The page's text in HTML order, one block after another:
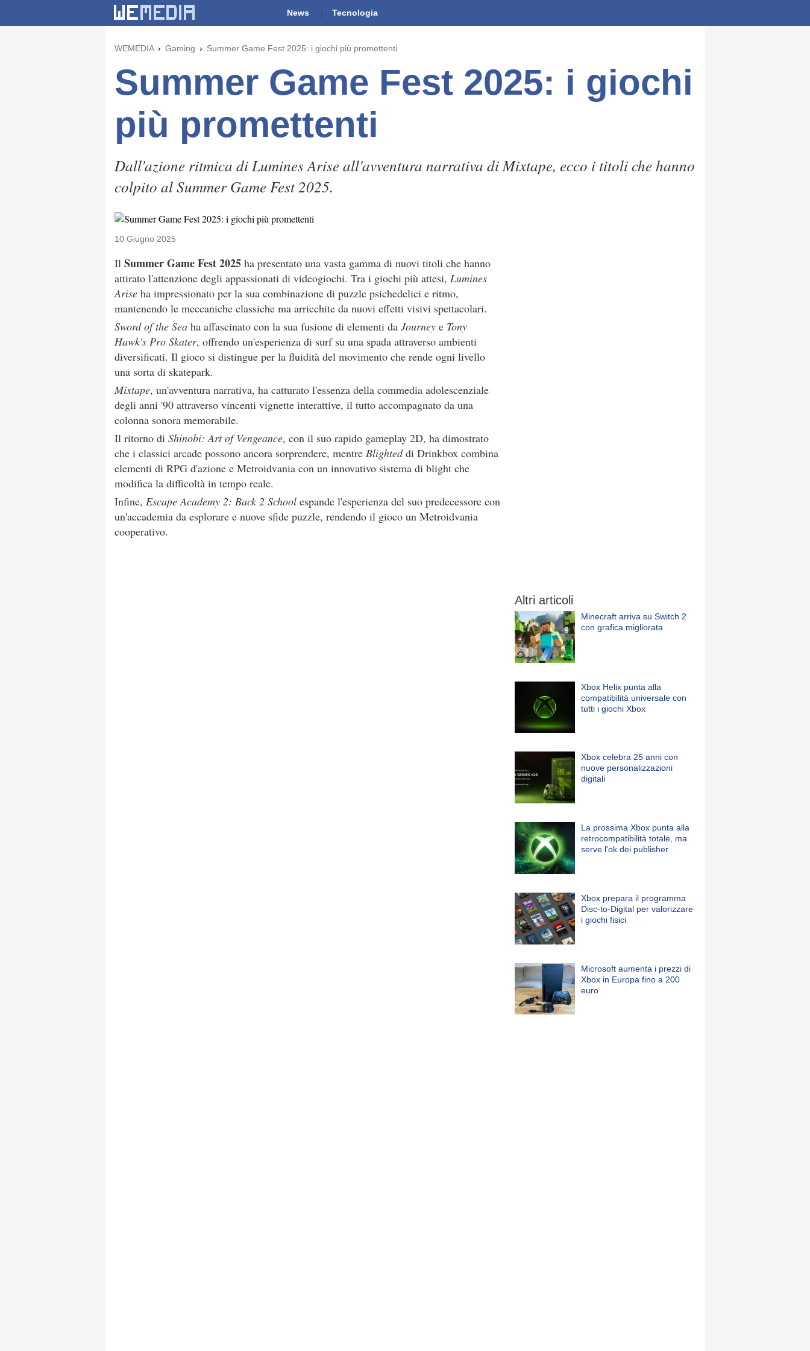
News Tecnologia
WEMEDIA Gaming Summer Game Fest 2025: i giochi più promettenti
Summer Game Fest 2025: i giochi
più promettenti
Dall'azione ritmica di Lumines Arise all'avventura narrativa di Mixtape, ecco i titoli che hanno
colpito al Summer Game Fest 2025.
10 Giugno 2025
Il Summer Game Fest 2025 ha presentato una vasta gamma di nuovi titoli che hanno
attirato l'attenzione degli appassionati di videogiochi. Tra i giochi più attesi, Lumines
Arise ha impressionato per la sua combinazione di puzzle psichedelici e ritmo,
mantenendo le meccaniche classiche ma arricchite da nuovi effetti visivi spettacolari.
Sword of the Sea ha affascinato con la sua fusione di elementi da Journey e Tony
Hawk's Pro Skater, offrendo un'esperienza di surf su una spada attraverso ambienti
diversificati. Il gioco si distingue per la fluidità del movimento che rende ogni livello
una sorta di skatepark.
Mixtape, un'avventura narrativa, ha catturato l'essenza della commedia adolescenziale
degli anni '90 attraverso vincenti vignette interattive, il tutto accompagnato da una
colonna sonora memorabile.
Il ritorno di Shinobi: Art of Vengeance, con il suo rapido gameplay 2D, ha dimostrato
che i classici arcade possono ancora sorprendere, mentre Blighteddi Drinkbox combina
elementi di RPG d'azione e Metroidvania con un innovativo sistema di blight che
modifica la difficoltà in tempo reale.
Infine, Escape Academy 2: Back 2 School espande l'esperienza del suo predecessore con
un'accademia da esplorare e nuove sfide puzzle, rendendo il gioco un Metroidvania
cooperativo.
Altri articoli
Minecraft arriva su Switch 2
con grafica migliorata
Xbox Helix punta alla
compatibilità universale con
tutti i giochi Xbox
Xbox celebra 25 anni con
nuove personalizzazioni
digitali
La prossima Xbox punta alla
retrocompatibilità totale, ma
serve l'ok dei publisher
Xbox prepara il programma
Disc-to-Digital per valorizzare
i giochi fisici
Microsoft aumenta i prezzi di
Xbox in Europa fino a 200
euro